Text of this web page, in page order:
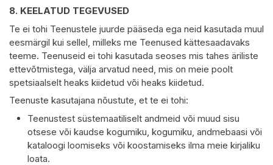
8. KEELATUD TEGEVUSED
Te ei tohi Teenustele juurde pääseda ega neid kasutada muul
eesmärgil kui sellel, milleks me Teenused kättesaadavaks
teeme. Teenuseid ei tohi kasutada seoses mis tahes äriliste
ettevõtmistega, välja arvatud need, mis on meie poolt
spetsiaalselt heaks kiidetud või heaks kiidetud.
Teenuste kasutajana nõustute, et te ei tohi:
Teenustest süstemaatiliselt andmeid või muud sisu
otsese või kaudse kogumiku, kogumiku, andmebaasi või
kataloogi loomiseks või koostamiseks ilma meie kirjaliku
loata.